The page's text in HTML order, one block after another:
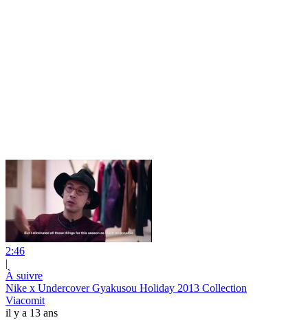
2:46
|
À suivre
Nike x Undercover Gyakusou Holiday 2013‏ Collection
Viacomit
il y a 13 ans